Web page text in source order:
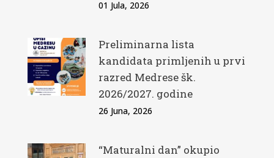
01 Jula, 2026
Preliminarna lista
kandidata primljenih u prvi
razred Medrese šk.
2026/2027. godine
26 Juna, 2026
“Maturalni dan” okupio